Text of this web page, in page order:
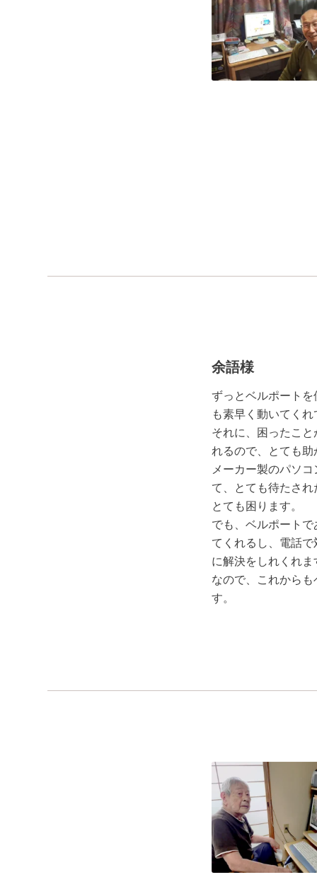
余語様
ずっとベルポート
も素早く動いてく
それに、困ったこ
れるので、とても
メーカー製のパソ
て、とても待たさ
とても困ります。
でも、ベルポート
てくれるし、電話
に解決をしれくれま
なので、これから
す。